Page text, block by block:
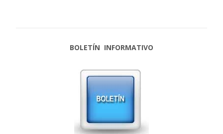
BOLETÍN INFORMATIVO